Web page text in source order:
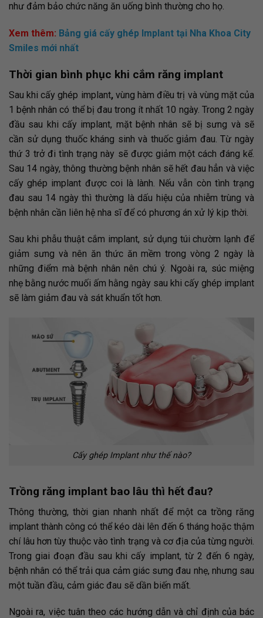
như đảm bảo chức năng ăn uống bình thường cho họ.
Xem thêm: Bảng giá cấy ghép Implant tại Nha Khoa City
Smiles mới nhất
Thời gian bình phục khi cắm răng implant
Sau khi cấy ghép implant, vùng hàm điều trị và vùng mặt của
1 bệnh nhân có thể bị đau trong ít nhất 10 ngày. Trong 2 ngày
đầu sau khi cấy implant, mặt bệnh nhân sẽ bị sưng và sẽ
cần sử dụng thuốc kháng sinh và thuốc giảm đau. Từ ngày
thứ 3 trở đi tình trạng này sẽ được giảm một cách đáng kể.
Sau 14 ngày, thông thường bệnh nhân sẽ hết đau hẳn và việc
cấy ghép implant được coi là lành. Nếu vẫn còn tình trạng
đau sau 14 ngày thì thường là dấu hiệu của nhiễm trùng và
bệnh nhân cần liên hệ nha sĩ để có phương án xử lý kịp thời.
Sau khi phẫu thuật cắm implant, sử dụng túi chườm lạnh để
giảm sưng và nên ăn thức ăn mềm trong vòng 2 ngày là
những điểm mà bệnh nhân nên chú ý. Ngoài ra, súc miệng
nhẹ bằng nước muối ấm hằng ngày sau khi cấy ghép implant
sẽ làm giảm đau và sát khuẩn tốt hơn.
Cấy ghép Implant như thế nào?
Trồng răng implant bao lâu thì hết đau?
Thông thường, thời gian nhanh nhất để một ca trồng răng
implant thành công có thể kéo dài lên đến 6 tháng hoặc thậm
chí lâu hơn tùy thuộc vào tình trạng và cơ địa của từng người.
Trong giai đoạn đầu sau khi cấy implant, từ 2 đến 6 ngày,
bệnh nhân có thể trải qua cảm giác sưng đau nhẹ, nhưng sau
một tuần đầu, cảm giác đau sẽ dần biến mất.
Ngoài ra, việc tuân theo các hướng dẫn và chỉ định của bác